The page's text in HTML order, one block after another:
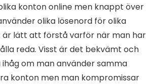
konton online men knappt över
olika lösenord för olika
är lätt att förstå varför när man har
reda. Visst är det bekvämt och
om man använder samma
konton men man kompromissar